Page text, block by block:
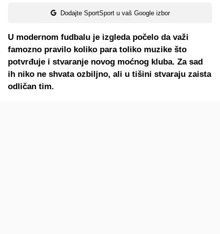
Dodajte SportSport u vaš Google izbor
U modernom fudbalu je izgleda počelo da važi
famozno pravilo koliko para toliko muzike što
potvrđuje i stvaranje novog moćnog kluba. Za sad
ih niko ne shvata ozbiljno, ali u tišini stvaraju zaista
odličan tim.